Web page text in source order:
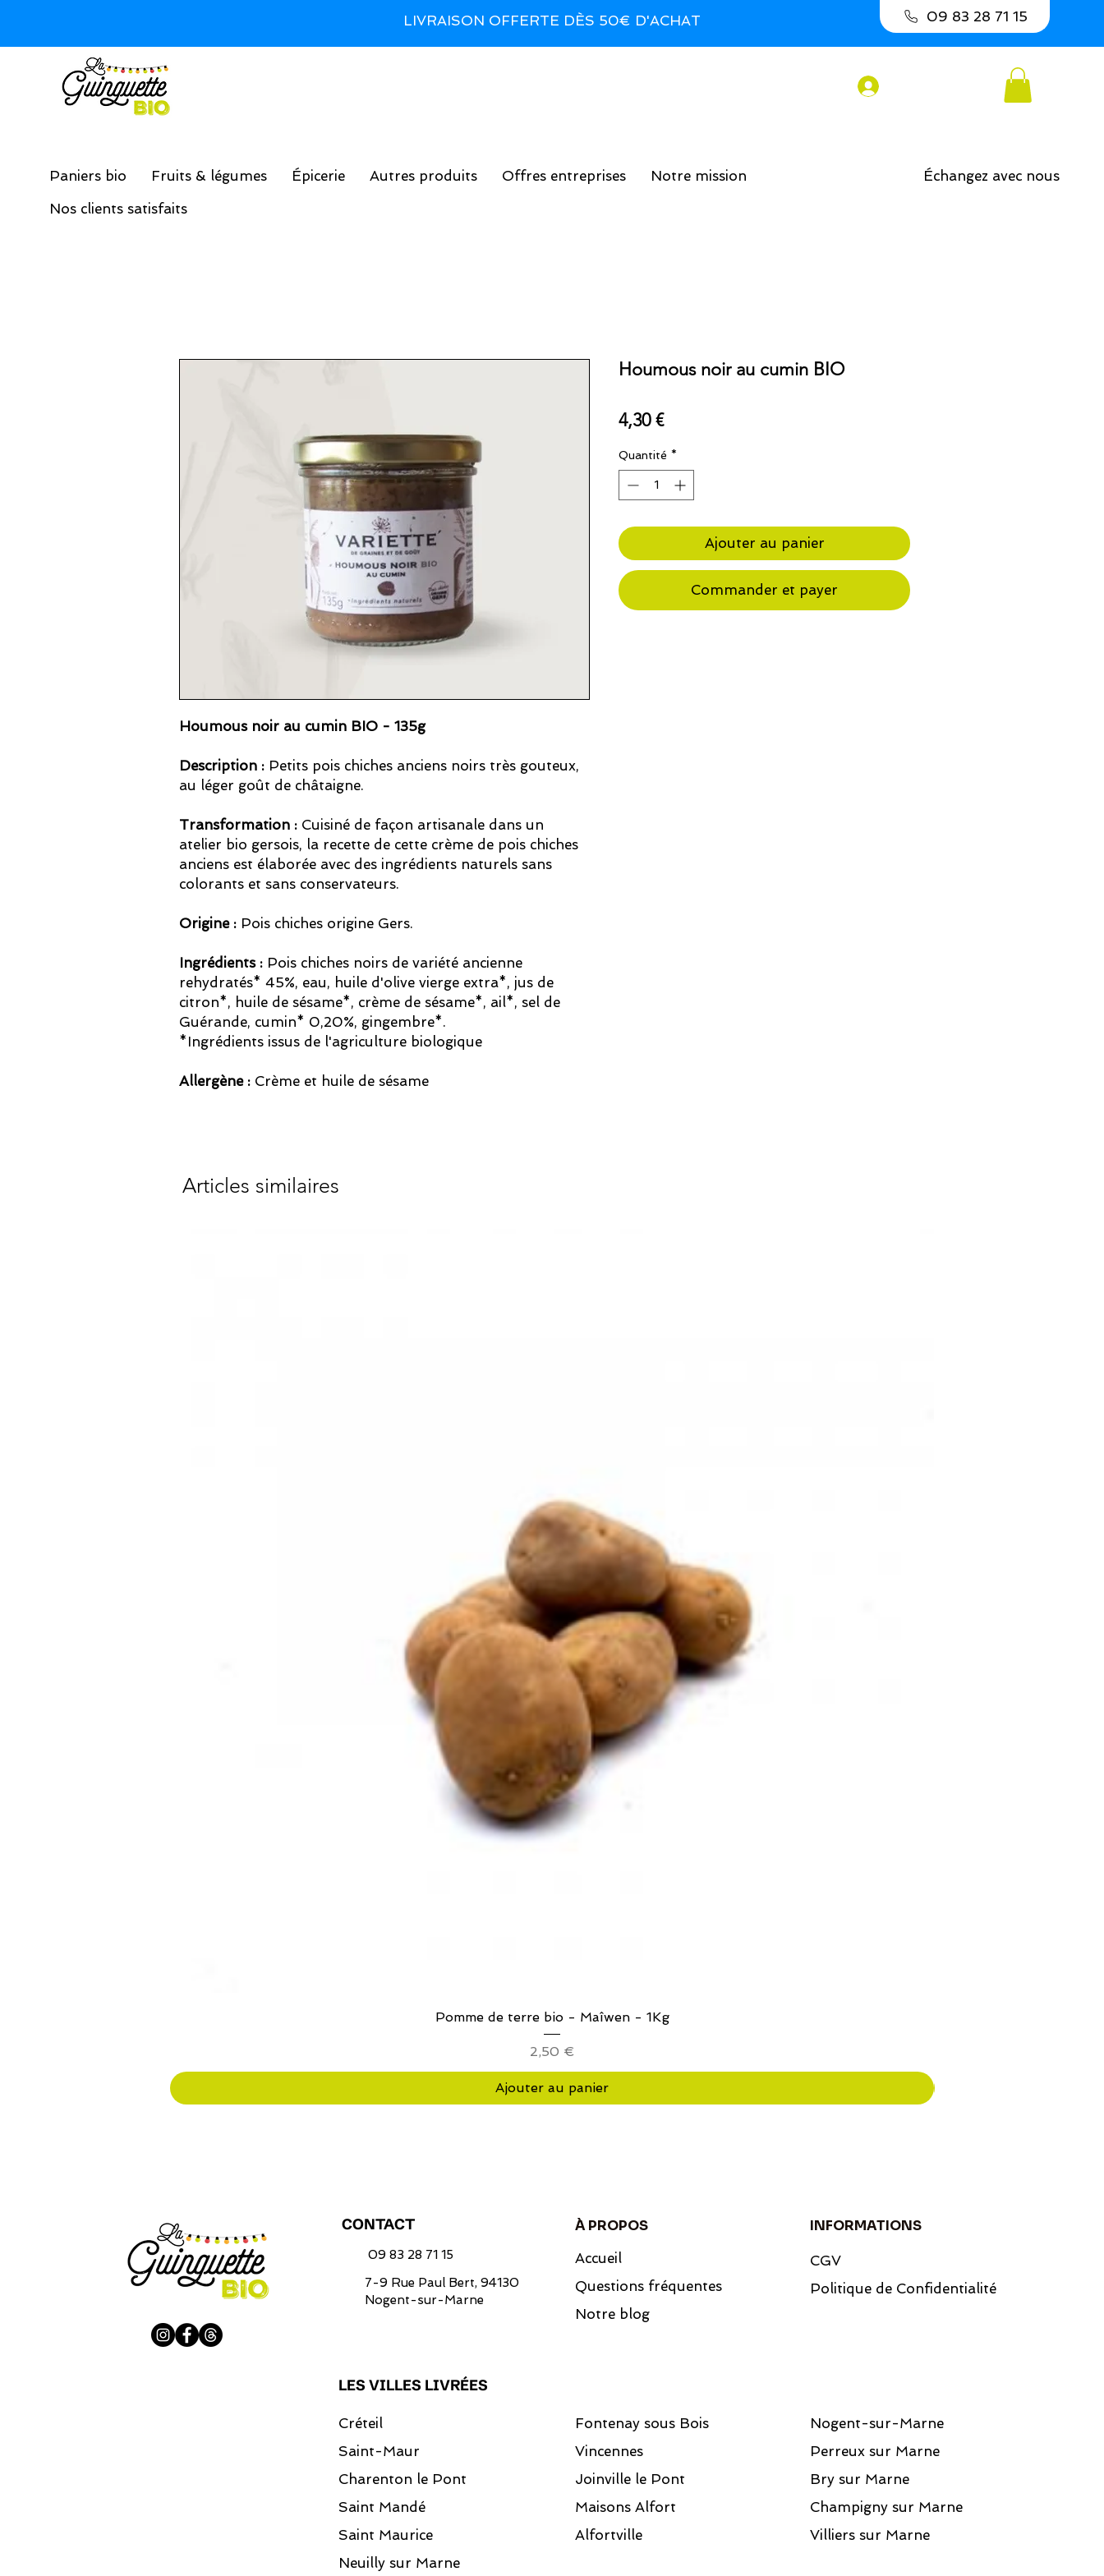
LIVRAISON OFFERTE DÈS 50€ D'ACHAT 09 83 28 71 15
Paniers bio Fruits & légumes Épicerie Autres produits Offres entreprises
Notre mission
Nos clients satisfaits
Échangez avec nous
Houmous noir au cumin BIO - 135g
Description : Petits pois chiches anciens noirs très gouteux,
au léger goût de châtaigne.
Transformation : Cuisiné de façon artisanale dans un
atelier bio gersois, la recette de cette crème de pois chiches
anciens est élaborée avec des ingrédients naturels sans
colorants et sans conservateurs.
Origine : Pois chiches origine Gers.
Ingrédients : Pois chiches noirs de variété ancienne
rehydratés* 45%, eau, huile d'olive vierge extra*, jus de
citron*, huile de sésame*, crème de sésame*, ail*, sel de
Guérande, cumin* 0,20%, gingembre*.
*Ingrédients issus de l'agriculture biologique
Allergène : Crème et huile de sésame
Houmous noir au cumin BIO
4,30 €Prix
Quantité *
Ajouter au panier
Commander et payer
Articles similaires
Aperçu rapide
Pomme de terre bio - Maîwen - 1Kg
Prix
2,50 €
Ajouter au panier
CONTACT
09 83 28 71 15
7-9 Rue Paul Bert, 94130
Nogent-sur-Marne
À PROPOS
Accueil
Questions fréquentes
Notre blog
INFORMATIONS
CGV
Politique de Confidentialité
LES VILLES LIVRÉES
Créteil
Saint-Maur
Charenton le Pont
Saint Mandé
Saint Maurice
Neuilly sur Marne
Fontenay sous Bois
Vincennes
Joinville le Pont
Maisons Alfort
Alfortville
Nogent-sur-Marne
Perreux sur Marne
Bry sur Marne
Champigny sur Marne
Villiers sur Marne